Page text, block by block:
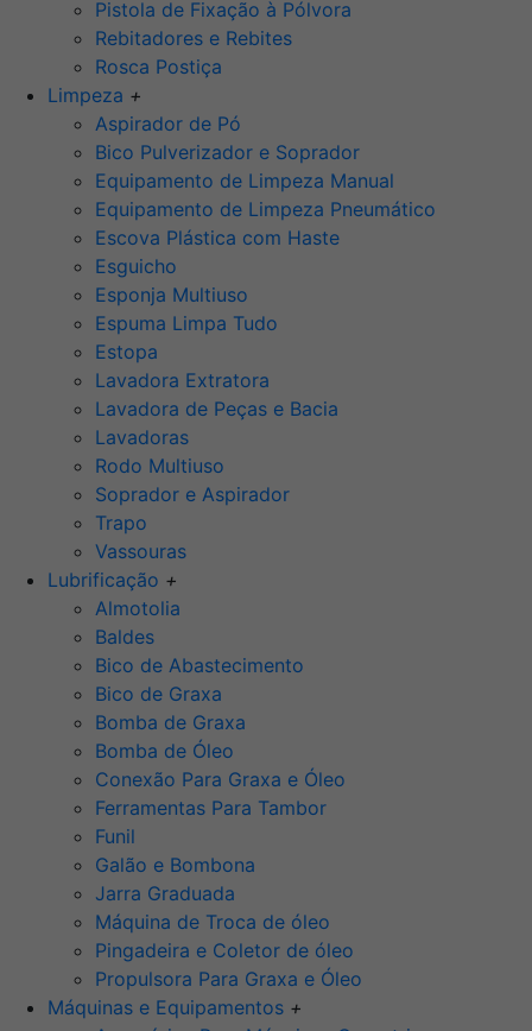
Pistola de Fixação à Pólvora
Rebitadores e Rebites
Rosca Postiça
Limpeza +
Aspirador de Pó
Bico Pulverizador e Soprador
Equipamento de Limpeza Manual
Equipamento de Limpeza Pneumático
Escova Plástica com Haste
Esguicho
Esponja Multiuso
Espuma Limpa Tudo
Estopa
Lavadora Extratora
Lavadora de Peças e Bacia
Lavadoras
Rodo Multiuso
Soprador e Aspirador
Trapo
Vassouras
Lubrificação +
Almotolia
Baldes
Bico de Abastecimento
Bico de Graxa
Bomba de Graxa
Bomba de Óleo
Conexão Para Graxa e Óleo
Ferramentas Para Tambor
Funil
Galão e Bombona
Jarra Graduada
Máquina de Troca de óleo
Pingadeira e Coletor de óleo
Propulsora Para Graxa e Óleo
Máquinas e Equipamentos +